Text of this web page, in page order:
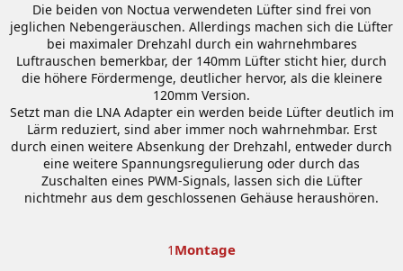
Die beiden von Noctua verwendeten Lüfter sind frei von
jeglichen Nebengeräuschen. Allerdings machen sich die Lüfter
bei maximaler Drehzahl durch ein wahrnehmbares
Luftrauschen bemerkbar, der 140mm Lüfter sticht hier, durch
die höhere Fördermenge, deutlicher hervor, als die kleinere
120mm Version.
Setzt man die LNA Adapter ein werden beide Lüfter deutlich im
Lärm reduziert, sind aber immer noch wahrnehmbar. Erst
durch einen weitere Absenkung der Drehzahl, entweder durch
eine weitere Spannungsregulierung oder durch das
Zuschalten eines PWM-Signals, lassen sich die Lüfter
nichtmehr aus dem geschlossenen Gehäuse heraushören.
1 Montage